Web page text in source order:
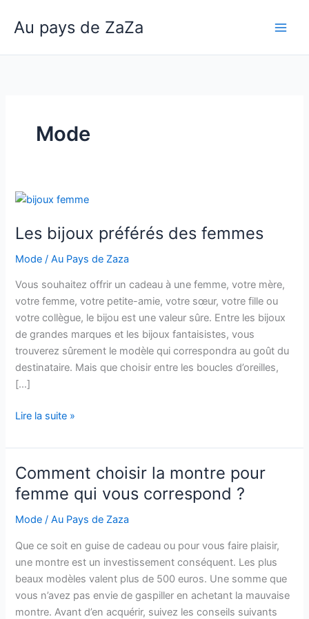
Au pays de ZaZa
Mode
Les bijoux préférés des femmes
Mode /Au Pays de Zaza
Vous souhaitez offrir un cadeau à une femme, votre mère,
votre femme, votre petite-amie, votre sœur, votre fille ou
votre collègue, le bijou est une valeur sûre. Entre les bijoux
de grandes marques et les bijoux fantaisistes, vous
trouverez sûrement le modèle qui correspondra au goût du
destinataire. Mais que choisir entre les boucles d’oreilles,
[…]
Les
préférés
des
femmes
Lire la suite »
Comment choisir la montre pour
femme qui vous correspond ?
Mode /Au Pays de Zaza
Que ce soit en guise de cadeau ou pour vous faire plaisir,
une montre est un investissement conséquent. Les plus
beaux modèles valent plus de 500 euros. Une somme que
vous n’avez pas envie de gaspiller en achetant la mauvaise
montre. Avant d’en acquérir, suivez les conseils suivants